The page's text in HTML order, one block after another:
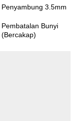
Penyambung 3.5mm
Pembatalan Bunyi
(Bercakap)